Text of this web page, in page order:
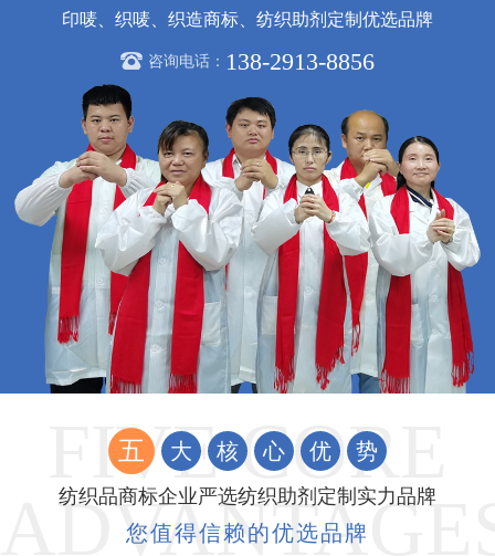
印唛、织唛、织造商标、纺织助剂定制优选品牌
咨询电话： 138-2913-8856
五 大 核 心 优 势
纺织品商标企业严选纺织助剂定制实力品牌
您值得信赖的优选品牌